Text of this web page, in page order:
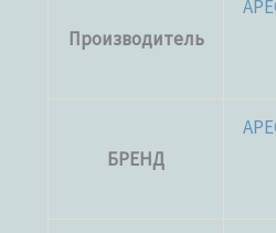
Производитель
БРЕНД